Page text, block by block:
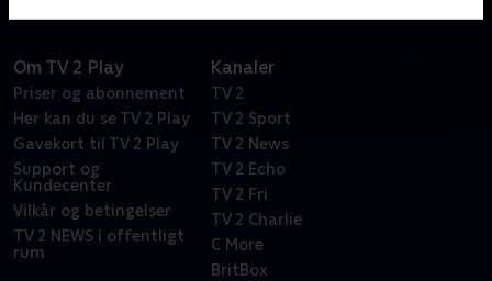
Om TV 2 Play
Priser og abonnement
Her kan du se TV 2 Play
Gavekort til TV 2 Play
Support og
Kundecenter
Vilkår og betingelser
TV 2 NEWS i offentligt
rum
Kanaler
TV 2
TV 2 Sport
TV 2 News
TV 2 Echo
TV 2 Fri
TV 2 Charlie
C More
BritBox